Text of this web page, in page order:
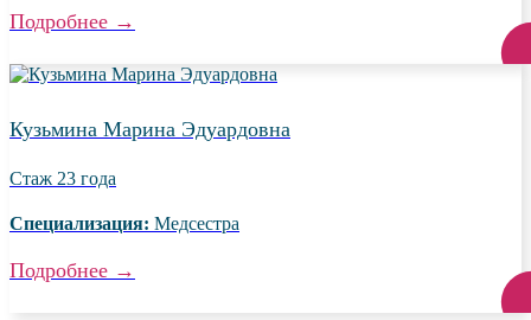
Подробнее →
Кузьмина Марина Эдуардовна
Стаж 23 года
Специализация: Медсестра
Подробнее →